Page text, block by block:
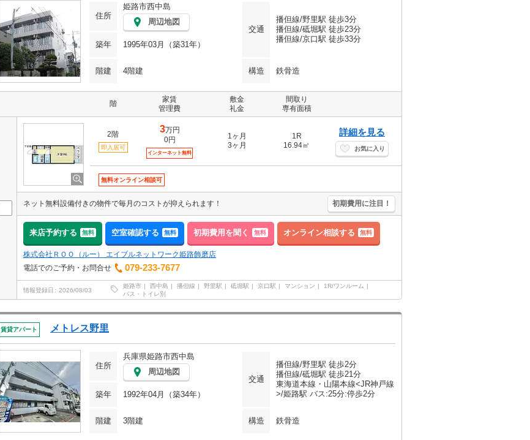
住所
姫路市西中島
周辺地図
交通
播但線/野里駅 徒歩3分
播但線/砥堀駅 徒歩23分
播但線/京口駅 徒歩33分
築年 1995年03月（築31年）
階建 4階建 構造 鉄骨造
階
家賃
管理費
敷金
礼金
間取り
専有面積
2階
即入居可
3万円
0円
インターネット無料
1ヶ月
3ヶ月
1R
16.94㎡
詳細を見る
お気に入り
無料オンライン相談可
ネット無料設備付きの物件で毎月のコストが抑えられます！ 初期費用に注目！
来店予約する 無料 空室確認する 無料 初期費用を聞く 無料 オンライン相談する 無料
株式会社ＲＯＯ（ルー） エイブルネットワーク姫路飾磨店
電話でのご予約・お問合せ
079-233-7677
情報登録日 2026/08/03
姫路市 西中島 播但線 野里駅 砥堀駅 京口駅 マンション
1R/ワンルーム
バス・トイレ別
賃貸アパート メトレス野里
住所
兵庫県姫路市西中島
周辺地図
交通
播但線/野里駅 徒歩2分
播但線/砥堀駅 徒歩21分
東海道本線・山陽本線<JR神戸線
>/姫路駅 バス:25分:停歩2分
築年 1992年04月（築34年）
階建 3階建 構造 鉄骨造